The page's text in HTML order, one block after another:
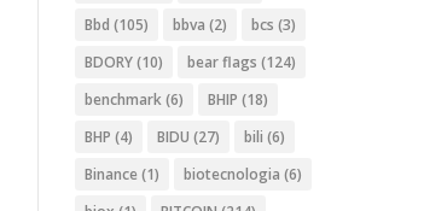
Bbd (105) bbva (2) bcs (3)
BDORY(10) bear flags (124)
benchmark(6) BHIP (18)
BHP (4) BIDU (27) bili (6)
Binance (1) biotecnologia (6)